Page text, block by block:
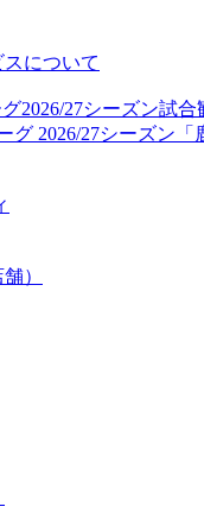
について
2026/27シーズン試合
2026/27シーズン「
）